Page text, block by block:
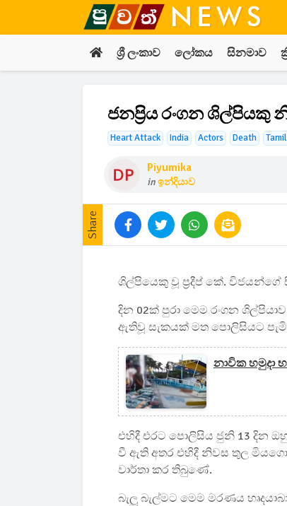
ශ්‍රී ලංකාව ලෝකය සිනමාව
ජනප්‍රිය රංගන ශිල්පියකු
Heart Attack India Actors Death
Piyumika
inඉන්දියාව
Share
ශිල්පියෙකු වූ ප්‍රදීප් කේ.
දින 02ක් පුරා මෙම රංගන
ඇතිවූ සැකයක් මත පොලිසියට
නාවික හමුදා
එහිදී එරට පොලිසිය ජුනි 13 දින
වී ඇති අතර එහිදී නිවස තුල
වාර්තා කර තිබුණේ.
බැලූ බැල්මට මෙම මරණය